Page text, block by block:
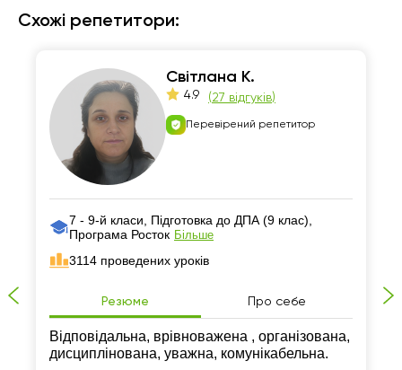
Схожі репетитори:
Світлана К.
4.9 (27 відгуків)
Перевірений репетитор
7 - 9-й класи, Підготовка до ДПА (9 клас),
Програма Росток Більше
3114 проведених уроків
Резюме Про себе
Відповідальна, врівноважена , організована,
дисциплінована, уважна, комунікабельна.